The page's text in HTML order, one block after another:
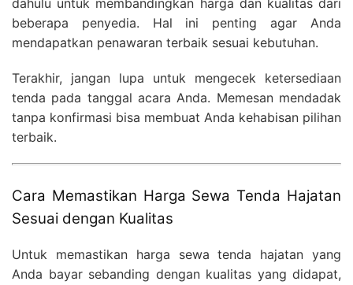
dahulu untuk membandingkan harga dan kualitas dari
beberapa penyedia. Hal ini penting agar Anda
mendapatkan penawaran terbaik sesuai kebutuhan.
Terakhir, jangan lupa untuk mengecek ketersediaan
tenda pada tanggal acara Anda. Memesan mendadak
tanpa konfirmasi bisa membuat Anda kehabisan pilihan
terbaik.
Cara Memastikan Harga Sewa Tenda Hajatan
Sesuai dengan Kualitas
Untuk memastikan harga sewa tenda hajatan yang
Anda bayar sebanding dengan kualitas yang didapat,